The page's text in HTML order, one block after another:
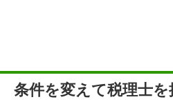
条件を変えて税理士を